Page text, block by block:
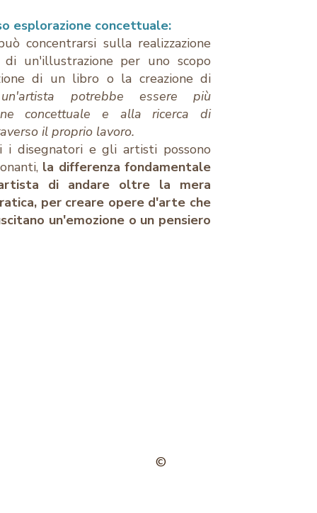
©
esplorazione concettuale:
concentrarsi sulla realizzazione
un'illustrazione per uno scopo
di un libro o la creazione di
un'artista potrebbe essere più
concettuale e alla ricerca di
il proprio lavoro.
i disegnatori e gli artisti possono
la differenza fondamentale
di andare oltre la mera
per creare opere d'arte che
un'emozione o un pensiero